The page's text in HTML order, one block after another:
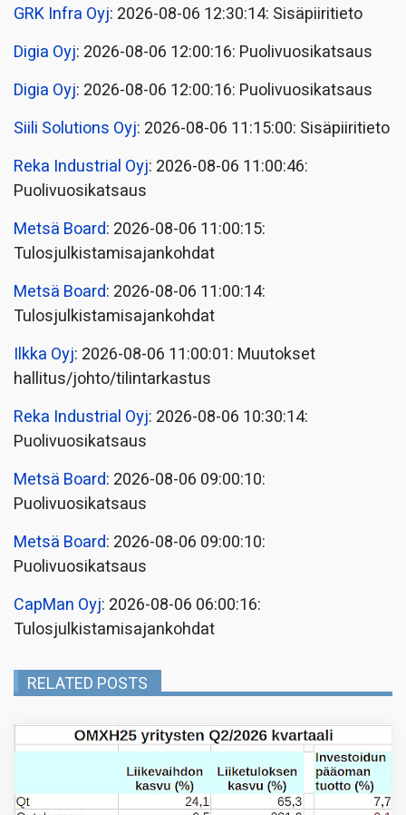
GRK Infra Oyj: 2026-08-06 12:30:14: Sisäpiiritieto
Digia Oyj: 2026-08-06 12:00:16: Puolivuosikatsaus
Digia Oyj: 2026-08-06 12:00:16: Puolivuosikatsaus
Siili Solutions Oyj: 2026-08-06 11:15:00: Sisäpiiritieto
Reka Industrial Oyj: 2026-08-06 11:00:46:
Puolivuosikatsaus
Metsä Board: 2026-08-06 11:00:15:
Tulosjulkistamisajankohdat
Metsä Board: 2026-08-06 11:00:14:
Tulosjulkistamisajankohdat
Ilkka Oyj: 2026-08-06 11:00:01: Muutokset
hallitus/johto/tilintarkastus
Reka Industrial Oyj: 2026-08-06 10:30:14:
Puolivuosikatsaus
Metsä Board: 2026-08-06 09:00:10:
Puolivuosikatsaus
Metsä Board: 2026-08-06 09:00:10:
Puolivuosikatsaus
CapMan Oyj: 2026-08-06 06:00:16:
Tulosjulkistamisajankohdat
RELATED POSTS